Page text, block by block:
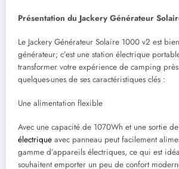
Présentation du Jackery Générateur
Le Jackery Générateur Solaire 1000 v2 est
générateur; c’est une station électrique
transformer votre expérience de camping
quelques-unes de ses caractéristiques clés :
Une alimentation flexible
Avec une capacité de 1070Wh et une sortie
électrique avec panneau peut facilement
gamme d’appareils électriques, ce qui est
souhaitent emporter un peu de confort